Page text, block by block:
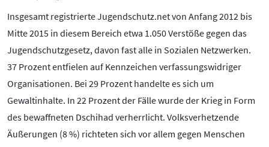
Insgesamt registrierte Jugendschutz.net von Anfang 2012 bis
Mitte 2015 in diesem Bereich etwa 1.050 Verstöße gegen das
Jugendschutzgesetz, davon fast alle in Sozialen Netzwerken.
37 Prozent entfielen auf Kennzeichen verfassungswidriger
Organisationen. Bei 29 Prozent handelte es sich um
Gewaltinhalte. In 22 Prozent der Fälle wurde der Krieg in Form
des bewaffneten Dschihad verherrlicht. Volksverhetzende
Äußerungen (8 %) richteten sich vor allem gegen Menschen